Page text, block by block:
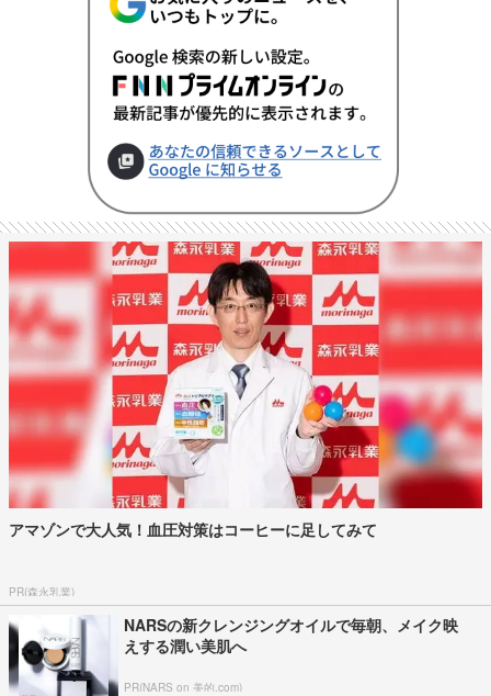
アマゾンで大人気！血圧対策はコーヒーに足してみて
PR(森永乳業)
NARSの新クレンジングオイルで毎朝、メイク映
えする潤い美肌へ
PR(NARS on 美的.com)